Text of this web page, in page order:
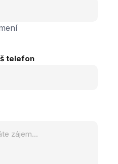
telefon